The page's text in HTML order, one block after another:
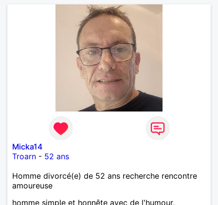
Micka14
Troarn - 52 ans
Homme divorcé(e) de 52 ans recherche rencontre
amoureuse
homme simple et honnête avec de l'humour,